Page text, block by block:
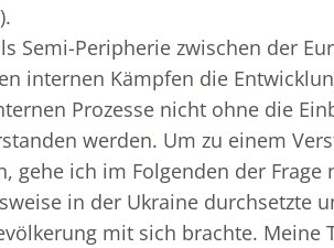
Semi-Peripherie zwischen der
internen Kämpfen die
Prozesse nicht ohne die
werden. Um zu einem
gehe ich im Folgenden der Frage
in der Ukraine durchsetzte
mit sich brachte. Meine